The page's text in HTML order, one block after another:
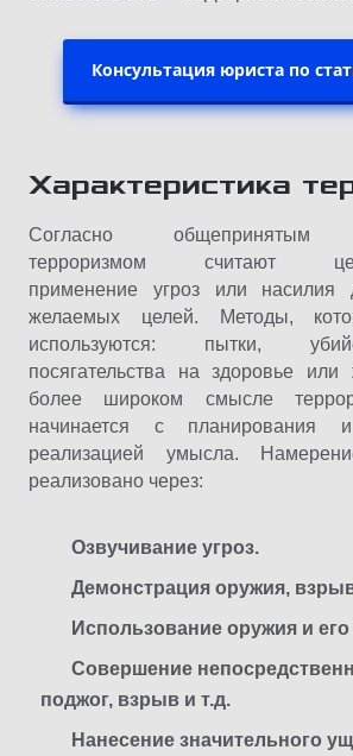
Консультация юриста по
Характеристика
Согласно общепринятым
терроризмом считают
применение угроз или насилия
желаемых целей. Методы,
используются: пытки,
посягательства на здоровье
более широком смысле
начинается с планирования и
реализацией умысла.
реализовано через:
Озвучивание угроз.
Демонстрация оружия,
Использование оружия и
Совершение
поджог, взрыв и т.д.
Нанесение значительного